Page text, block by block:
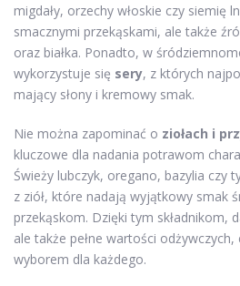
migdały, orzechy włoskie czy siemię
smacznymi przekąskami, ale także
oraz białka. Ponadto, w
wykorzystuje się sery, z których
mający słony i kremowy smak.
Nie można zapominać o ziołach i
kluczowe dla nadania potrawom
Świeży lubczyk, oregano, bazylia czy
z ziół, które nadają wyjątkowy smak
przekąskom. Dzięki tym składnikom,
ale także pełne wartości
wyborem dla każdego.